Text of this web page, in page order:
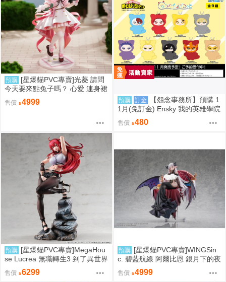
預購 [星爆貓PVC專賣]光菱 請問
今天要來點兔子嗎？ 心愛 連身裙
Ver. 預計2027/08到貨
售價 4999 預購 訂金
【怨念事務所】預購 1
1月(免訂金) Ensky 我的英雄學院
Q版動物裝珠鍊布偶吊飾 娃娃 第
2彈 9款分售 0816
售價 480
預購 [星爆貓PVC專賣]MegaHou
se Lucrea 無職轉生3 到了異世界
就拿出真本事 艾莉絲·伯雷亞斯·
格雷拉特 預計2027/06到貨
售價 6299
預購 [星爆貓PVC專賣]WINGSin
c. 碧藍航線 阿爾比恩 銀月下的夜
之眷屬 1/7 預計2028/01到貨
售價 4999